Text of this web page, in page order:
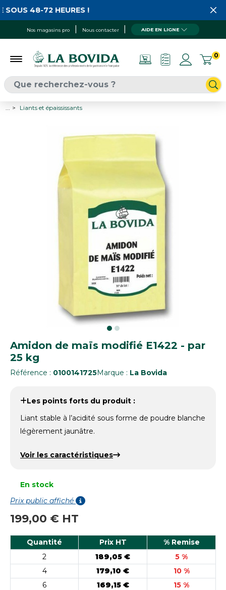
Nos magasins pro Nous contacter AIDE EN LIGNE
0
48-72 HEURES !
Liants et épaississants
Amidon de maïs modifié E1422 - par
25 kg
Référence : 0100141725Marque : La Bovida
Les points forts du produit :
Liant stable à l’acidité sous forme de poudre blanche
légèrement jaunâtre.
Voir les caractéristiques
En stock
Prix public affiché
199,00 € HT
Quantité Prix HT
% Remise
2
189,05 €
5 %
4
179,10 €
10 %
6
169,15 € 15 %